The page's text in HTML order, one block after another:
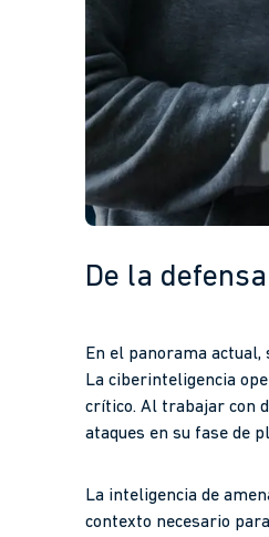
De la
En el panorama
La ciberinteligencia
crítico. Al trabajar con
ataques en su fase de
La inteligencia de
contexto necesario